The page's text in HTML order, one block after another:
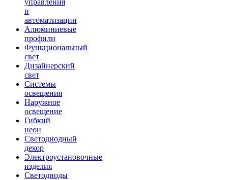
управления
и
автоматизации
Алюминиевые
профили
Функциональный
свет
Дизайнерский
свет
Системы
освещения
Наружное
освещение
Гибкий
неон
Светодиодный
декор
Электроустановочные
изделия
Светодиоды